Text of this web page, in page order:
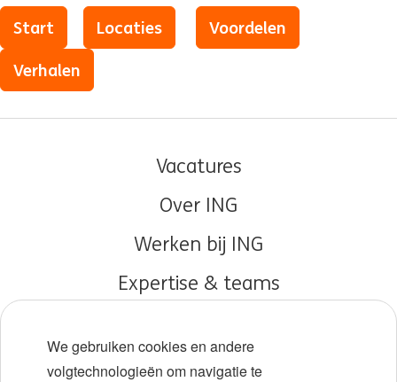
Start Locaties
Voordelen
Verhalen
Vacatures
Over ING
Werken bij ING
Expertise & teams
Diversiteit en inclusie
We gebruiken cookies en andere
volgtechnologieën om navigatie te